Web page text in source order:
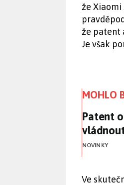
že
že patent
Je však
MOHLO
Patent
Patent
NOVINKY
Ve